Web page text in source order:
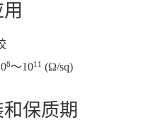
8～1011 (Ω/sq)
保质期